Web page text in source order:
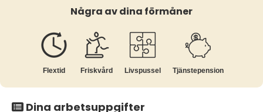
Några av dina förmåner
Flextid Friskvård Livspussel Tjänste­pension
Dina arbetsuppgifter